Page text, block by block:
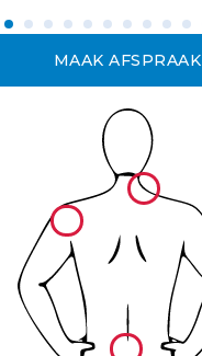
MAAK AFSPRAAK